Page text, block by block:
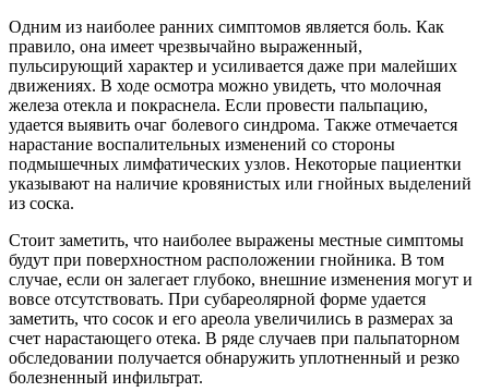
Одним из наиболее ранних симптомов является боль. Как
правило, она имеет чрезвычайно выраженный,
пульсирующий характер и усиливается даже при малейших
движениях. В ходе осмотра можно увидеть, что молочная
железа отекла и покраснела. Если провести пальпацию,
удается выявить очаг болевого синдрома. Также отмечается
нарастание воспалительных изменений со стороны
подмышечных лимфатических узлов. Некоторые пациентки
указывают на наличие кровянистых или гнойных выделений
из соска.
Стоит заметить, что наиболее выражены местные симптомы
будут при поверхностном расположении гнойника. В том
случае, если он залегает глубоко, внешние изменения могут и
вовсе отсутствовать. При субареолярной форме удается
заметить, что сосок и его ареола увеличились в размерах за
счет нарастающего отека. В ряде случаев при пальпаторном
обследовании получается обнаружить уплотненный и резко
болезненный инфильтрат.